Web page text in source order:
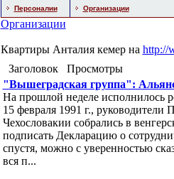
Персоналии Организации
Организации
Квартиры Анталия кемер на http://
Заголовок
Просмотры
"Вышеградская группа":
На прошлой неделе исполнилось
15 февраля 1991 г.,
Чехословакии собрались в
подписать Декларацию о
спустя, можно с уверенностью
вся п...